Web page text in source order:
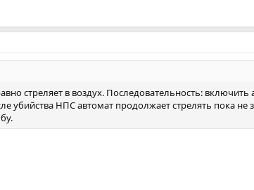
стреляет в воздух. Последовательность:
убийства НПС автомат продолжает стрелять пока не